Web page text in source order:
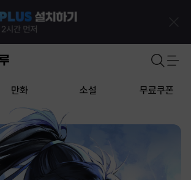
만화 소설 무료쿠폰